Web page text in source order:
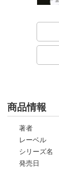
商品情報
著者
レーベル
シリーズ名
発売日